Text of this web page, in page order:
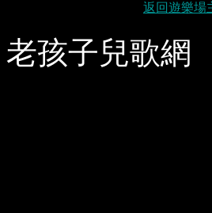
返回遊樂場
老孩子兒歌網